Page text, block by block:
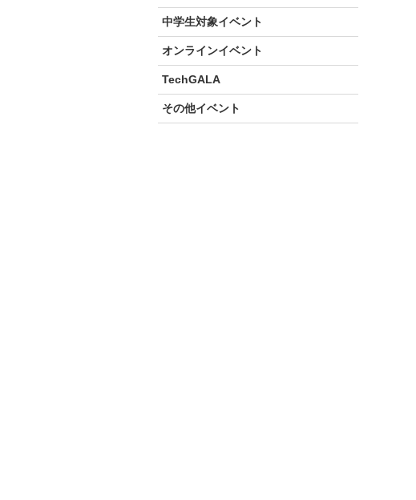
中学生対象イベント
オンラインイベント
TechGALA
その他イベント